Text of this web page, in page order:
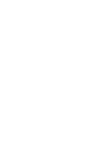
皿 プレート ブラック